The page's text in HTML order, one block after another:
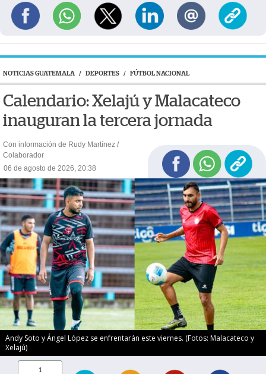
NOTICIAS GUATEMALA / DEPORTES / FÚTBOL NACIONAL
Calendario: Xelajú y Malacateco
inauguran la tercera jornada
Con información de Rudy Martínez /
Colaborador
06 de agosto de 2026, 20:38
Andy Soto y Ángel López se enfrentarán este viernes. (Fotos: Malacateco y
Xelajú)
1